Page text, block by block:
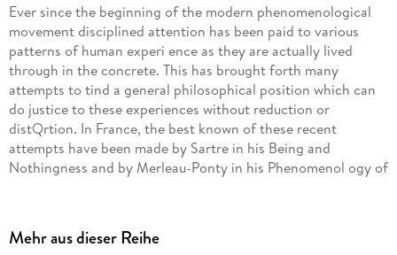
Ever since the beginning of the modern phenomenological
movement disciplined attention has been paid to various
patterns of human experi ence as they are actually lived
through in the concrete. This has brought forth many
attempts to tind a general philosophical position which can
do justice to these experiences without reduction or
distQrtion. In France, the best known of these recent
attempts have been made by Sartre in his Being and
Nothingness and by Merleau-Ponty in his Phenomenol ogy of
en-soi versus the pour-soi has seemed over-simple and
Mehr aus dieser Reihe